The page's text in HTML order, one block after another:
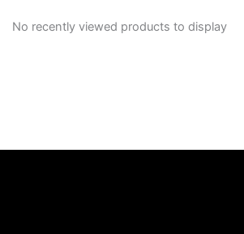
No recently viewed products to display